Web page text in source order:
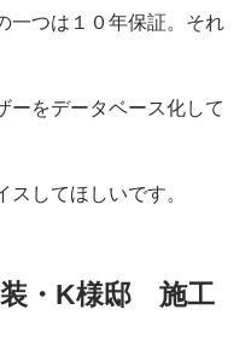
一つは１０年保証。それ
ーをデータベース化して
してほしいです。
装・K様邸 施工